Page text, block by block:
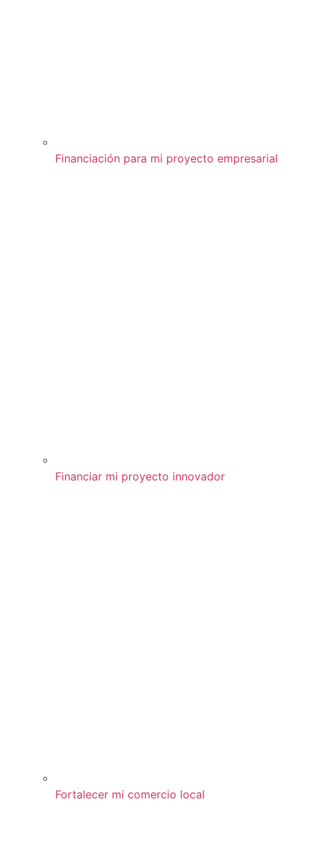
Financiación para mi proyecto empresarial
Financiar mi proyecto innovador
Fortalecer mi comercio local